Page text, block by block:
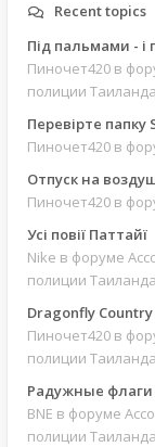
Recent topics
Під пальмами - і
Пиночет420 в
полиции Таиланда
Перевірте
Пиночет420 в
Отпуск на
Пиночет420 в
Усі повії Паттайї
Nike в форуме
полиции Таиланда
Dragonfly Country
Пиночет420 в
полиции Таиланда
Радужные
BNE в форуме
полиции Таиланда